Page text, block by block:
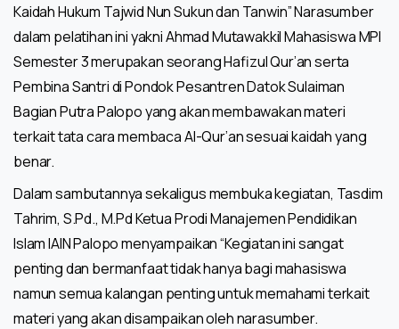
Kaidah Hukum Tajwid Nun Sukun dan Tanwin” Narasumber
dalam pelatihan ini yakni Ahmad Mutawakkil Mahasiswa MPI
Semester 3 merupakan seorang Hafizul Qur’an serta
Pembina Santri di Pondok Pesantren Datok Sulaiman
Bagian Putra Palopo yang akan membawakan materi
terkait tata cara membaca Al-Qur’an sesuai kaidah yang
benar.
Dalam sambutannya sekaligus membuka kegiatan, Tasdim
Tahrim, S.Pd., M.Pd Ketua Prodi Manajemen Pendidikan
Islam IAIN Palopo menyampaikan “Kegiatan ini sangat
penting dan bermanfaat tidak hanya bagi mahasiswa
namun semua kalangan penting untuk memahami terkait
materi yang akan disampaikan oleh narasumber.